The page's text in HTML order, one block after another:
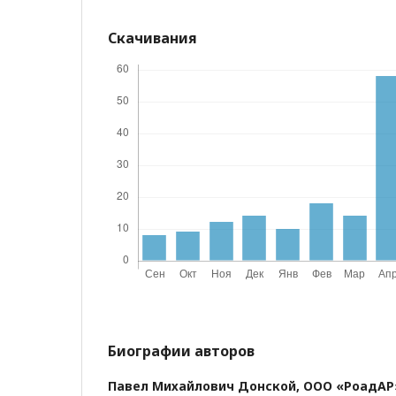
Скачивания
Биографии авторов
Павел Михайлович Донской, ООО